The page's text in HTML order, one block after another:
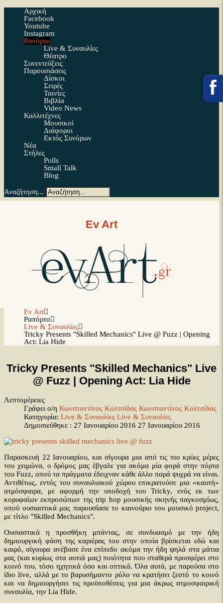
Αρχική
Facebook
Youtube
Instagram
Ραπόρτο
Live & Συναυλίες
Θέατρο
Συνεντεύξεις
Παρουσιάσεις
Δίσκοι
Σειρές
Ταινίες
Βιβλία
Video News
Καλλιτέχνες
Μουσικοί
Διάφοροι
Εκτός Συνόρων
Νέα
Στήλες
Polls
Small Talk
Blog
Αναζήτηση...
Ev Art
Ev Art
Ραπόρτο
Live & Συναυλίες
Tricky Presents "Skilled Mechanics" Live @ Fuzz | Opening
Act: Lia Hide
Tricky Presents "Skilled Mechanics" Live
@ Fuzz | Opening Act: Lia Hide
Λεπτομέρειες
Γράφει ο/η Κωνσταντίνος Κολτσίδας Κωνσταντίνος Κολτσίδας
Κατηγορία: Live & Συναυλίες Live & Συναυλίες
Δημοσιεύθηκε : 27 Ιανουαρίου 2016 27 Ιανουαρίου 2016
Παρασκευή 22 Ιανουαρίου, και σίγουρα μια από τις πιο κρύες μέρες
του χειμώνα, ο δρόμος μας έβγαλε για ακόμα μία φορά στην πόρτα
του Fuzz, οπού τα πράγματα έδειχναν κάθε άλλο παρά ψυχρά να είναι.
Αντιθέτως, εντός του συναυλιακού χώρου επικρατούσε μια «καυτή»
ατμόσφαιρα, με αφορμή την υποδοχή του Tricky, ενός εκ των
κορυφαίων εκπροσώπων της trip hop μουσικής σκηνής παγκοσμίως,
οπού ουσιαστικά μας παρουσίασε το καινούριο του μουσικό project,
με τίτλο "Skilled Mechanics".
Ουσιαστικά η προσθήκη μπάντας, σε συνδυασμό με την ήδη
δημιουργική φάση της καριέρας του στην οποία βρίσκεται εδώ και
καιρό, σίγουρα ανέβασε ένα επίπεδο ακόμα την ήδη ψηλά στα μάτια
μας (και κυρίως στα αυτιά μας) ποιότητα που σταθερά προσφέρει στο
κοινό του, τόσο ηχητικά όσο και οπτικά. Όλα αυτά, με παρούσα στο
ίδιο live, αλλά με το βαρυσήμαντο ρόλο να κρατήσει ζεστό το κοινό
και να δημιουργήσει τις προϋποθέσεις για μια άκρως ατμοσφαιρική
συναυλία, την Lia Hide.